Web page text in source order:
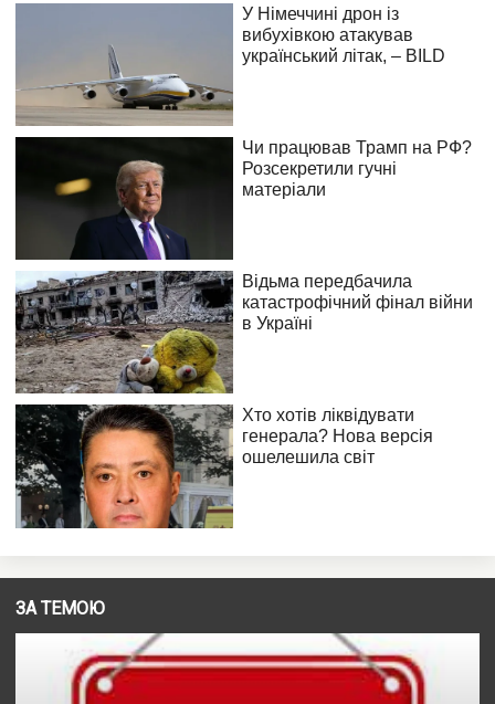
ЗА ТЕМОЮ